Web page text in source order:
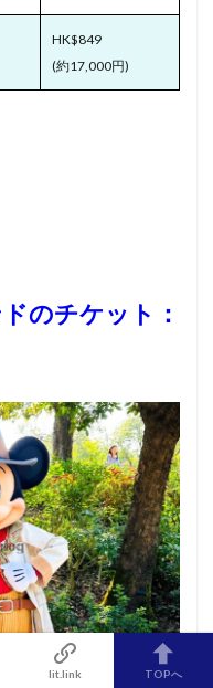
HK$849
(約17,000円)
のチケット：
が 「マジックアクセ
lit.link TOPへ